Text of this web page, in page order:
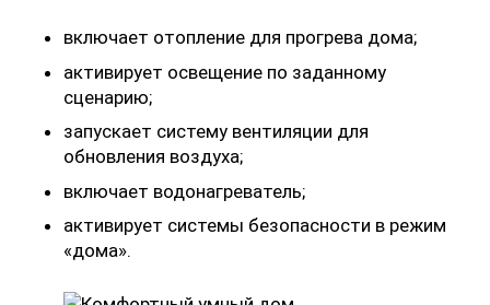
включает отопление для прогрева дома;
активирует освещение по заданному
сценарию;
запускает систему вентиляции для
обновления воздуха;
включает водонагреватель;
активирует системы безопасности в режим
«дома».